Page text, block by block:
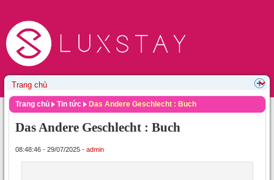
Trang chủ Tin tức Das Andere Geschlecht : Buch
Das Andere Geschlecht : Buch
08:48:46 - 29/07/2025 - admin